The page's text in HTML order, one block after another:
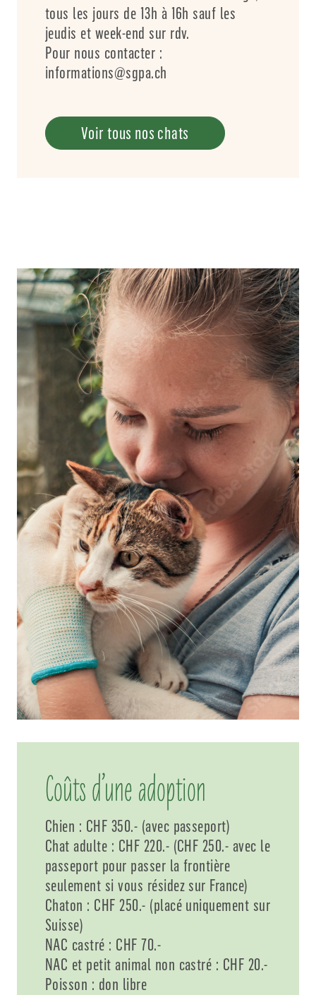
tous les jours de 13h à 16h sauf les
jeudis et week-end sur rdv.
Pour nous contacter :
informations@sgpa.ch
Voir tous nos chats
Coûts d’une adoption
Chien : CHF 350.- (avec passeport)
Chat adulte : CHF 220.- (CHF 250.- avec le
passeport pour passer la frontière
seulement si vous résidez sur France)
Chaton : CHF 250.- (placé uniquement sur
Suisse)
NAC castré : CHF 70.-
NAC et petit animal non castré : CHF 20.-
Poisson : don libre